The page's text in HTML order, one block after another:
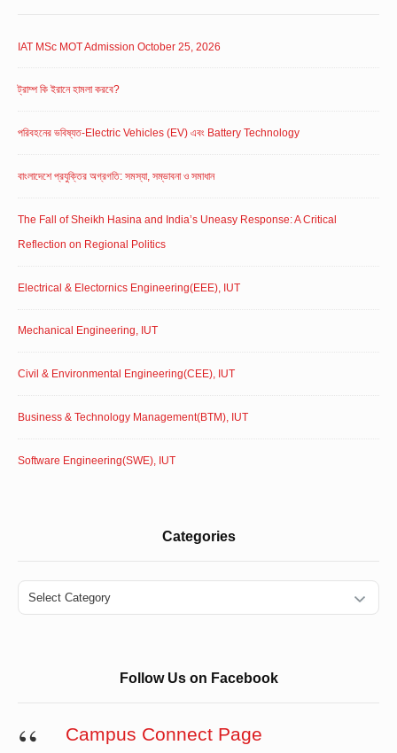
IAT MSc MOT Admission October 25, 2026
ট্রাম্প কি ইরানে হামলা করবে?
পরিবহনের ভবিষ্যত-Electric Vehicles (EV) এবং Battery Technology
বাংলাদেশে প্রযুক্তির অগ্রগতি: সমস্যা, সম্ভাবনা ও সমাধান
The Fall of Sheikh Hasina and India’s Uneasy Response: A Critical
Reflection on Regional Politics
Electrical & Electornics Engineering(EEE), IUT
Mechanical Engineering, IUT
Civil & Environmental Engineering(CEE), IUT
Business & Technology Management(BTM), IUT
Software Engineering(SWE), IUT
Categories
Categories
Follow Us on Facebook
Campus Connect Page